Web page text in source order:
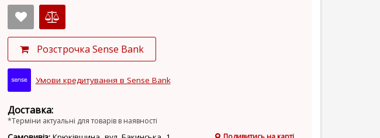
Розстрочка Sense Bank
Умови кредитування в Sense Bank
Доставка:
*Терміни актуальні для товарів в наявності